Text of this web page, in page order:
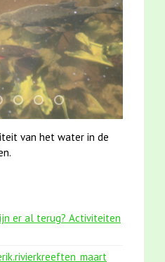
brasem en rietvoorns 4a
watervogelmethode fuut met
jun2021 zaklv 5 snoekje MOOI
mei2021 1 snoekje elly
smoelenboek fifi en
karper met
van het water in de
er al terug? Activiteiten